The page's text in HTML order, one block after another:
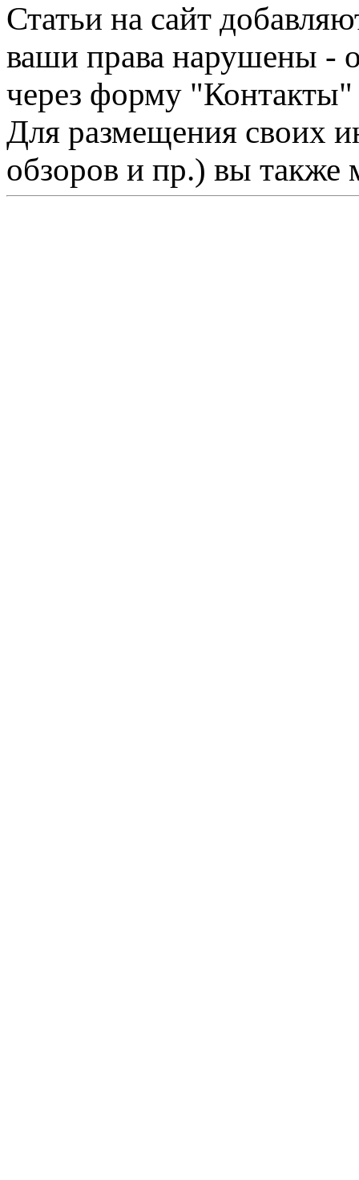
Статьи на сайт
ваши права нарушены -
через форму "Контакты"
Для размещения своих
обзоров и пр.) вы также